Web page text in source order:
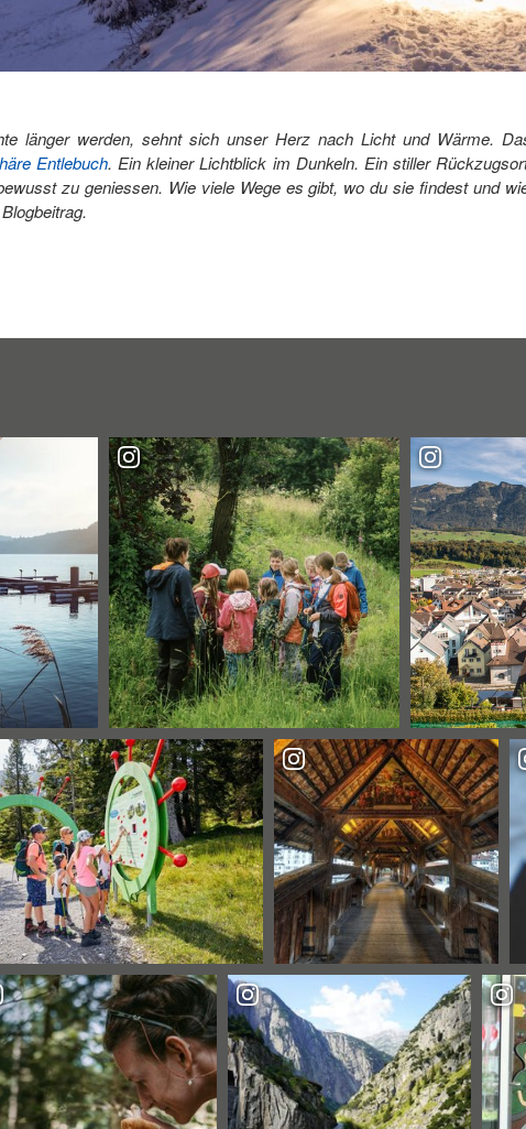
länger werden, sehnt sich unser Herz nach Licht und Wärme.
Entlebuch. Ein kleiner Lichtblick im Dunkeln. Ein stiller
zu geniessen. Wie viele Wege es gibt, wo du sie findest und